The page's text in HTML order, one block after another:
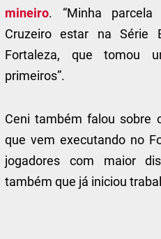
mineiro. “Minha
Cruzeiro estar na
Fortaleza, que tomou
primeiros”.
Ceni também falou sobre
que vem executando no
jogadores com maior
também que já iniciou